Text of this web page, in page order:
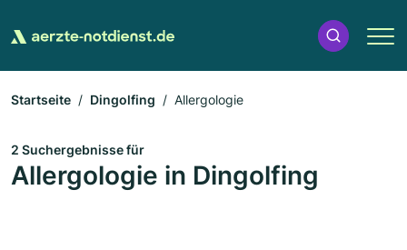
Startseite Dingolfing Allergologie
2 Suchergebnisse für
Allergologie in Dingolfing